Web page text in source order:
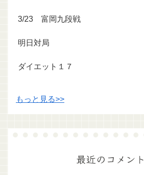
3/23 富岡九段戦
明日対局
ダイエット１７
もっと見る>>
最近のコメント